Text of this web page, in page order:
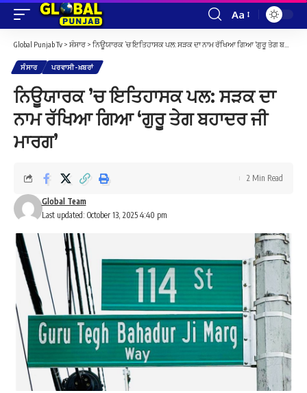
Font
Resizer
Aa
Global Punjab Tv > ਸੰਸਾਰ > ਨਿਊਯਾਰਕ ’ਚ ਇਤਿਹਾਸਕ ਪਲ: ਸੜਕ ਦਾ ਨਾਮ ਰੱਖਿਆ ਗਿਆ ‘ਗੁਰੂ ਤੇਗ ਬਹਾਦਰ ਜੀ ਮਾਰਗ’
ਸੰਸਾਰ ਪਰਵਾਸੀ-ਖ਼ਬਰਾਂ
ਨਿਊਯਾਰਕ ’ਚ ਇਤਿਹਾਸਕ ਪਲ: ਸੜਕ ਦਾ
ਨਾਮ ਰੱਖਿਆ ਗਿਆ ‘ਗੁਰੂ ਤੇਗ ਬਹਾਦਰ ਜੀ
ਮਾਰਗ’
Last updated: October 13, 2025 4:40 pm
Global Team
2 Min Read